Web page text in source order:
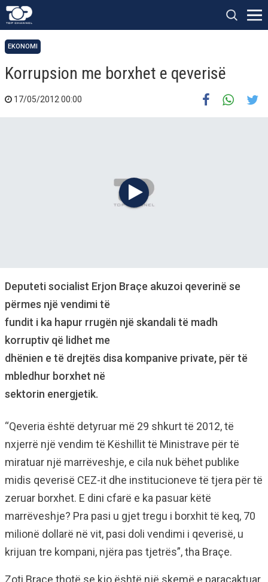
EKONOMI
Korrupsion me borxhet e qeverisë
17/05/2012 00:00
Deputeti socialist Erjon Braçe akuzoi qeverinë se
përmes një vendimi të
fundit i ka hapur rrugën një skandali të madh
korruptiv që lidhet me
dhënien e të drejtës disa kompanive private, për të
mbledhur borxhet në
sektorin energjetik.
“Qeveria është detyruar më 29 shkurt të 2012, të
nxjerrë një vendim të Këshillit të Ministrave për të
miratuar një marrëveshje, e cila nuk bëhet publike
midis qeverisë CEZ-it dhe institucioneve të tjera për të
zeruar borxhet. E dini cfarë e ka pasuar këtë
marrëveshje? Pra pasi u gjet tregu i borxhit të keq, 70
milionë dollarë në vit, pasi doli vendimi i qeverisë, u
krijuan tre kompani, njëra pas tjetrës”, tha Braçe.
Zoti Braçe thotë se kjo është një skemë e paracaktuar